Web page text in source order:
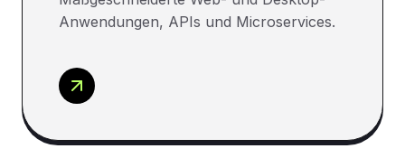
Anwendungen, APIs und Microservices.